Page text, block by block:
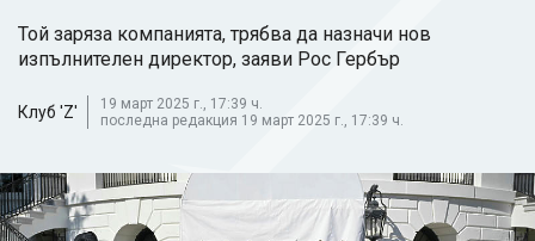
Той заряза компанията, трябва да назначи нов
изпълнителен директор, заяви Рос Гербър
Клуб 'Z'
19 март 2025 г., 17:39 ч.
последна редакция 19 март 2025 г., 17:39 ч.